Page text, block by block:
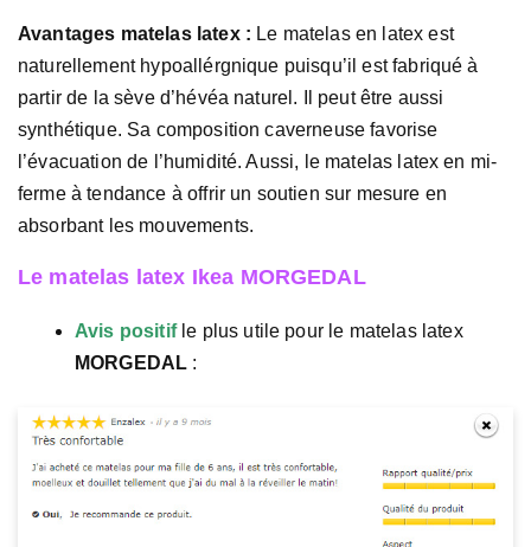
Avantages matelas latex : Le matelas en latex est
naturellement hypoallérgnique puisqu’il est fabriqué à
partir de la sève d’hévéa naturel. Il peut être aussi
synthétique. Sa composition caverneuse favorise
l’évacuation de l’humidité. Aussi, le matelas latex en mi-
ferme à tendance à offrir un soutien sur mesure en
absorbant les mouvements.
Le matelas latex Ikea MORGEDAL
Avis positif le plus utile pour le matelas latex
MORGEDAL :